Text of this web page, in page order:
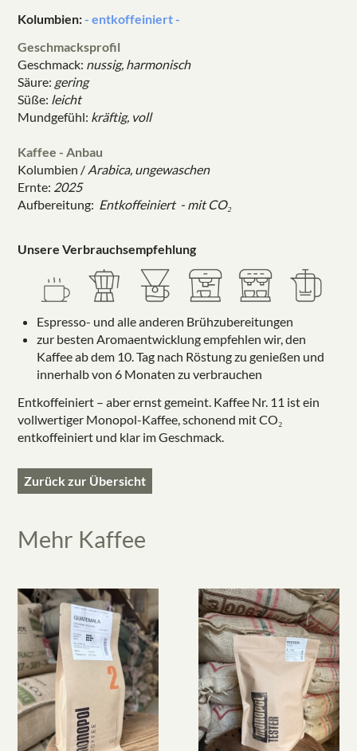
Entkoffeiniert – aber ernst gemeint. Kaffee Nr. 11 ist ein
vollwertiger Monopol-Kaffee, schonend mit CO₂
entkoffeiniert und klar im Geschmack.
Kolumbien:- entkoffeiniert -
Geschmacksprofil
Geschmack: nussig, harmonisch
Säure: gering
Süße: leicht
Mundgefühl: kräftig, voll
Kaffee - Anbau
Kolumbien / Arabica, ungewaschen
Ernte: 2025
Aufbereitung: Entkoffeiniert - mit CO₂
Unsere Verbrauchsempfehlung
Espresso- und alle anderen Brühzubereitungen
zur besten Aromaentwicklung empfehlen wir, den
Kaffee ab dem 10. Tag nach Röstung zu genießen und
innerhalb von 6 Monaten zu verbrauchen
Zurück zur Übersicht
Mehr Kaffee